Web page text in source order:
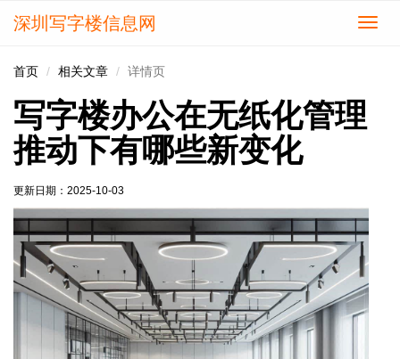
切
深圳写字楼信息网
首页 相关文章 详情页
写字楼办公在无纸化管理
推动下有哪些新变化
更新日期： 2025-10-03